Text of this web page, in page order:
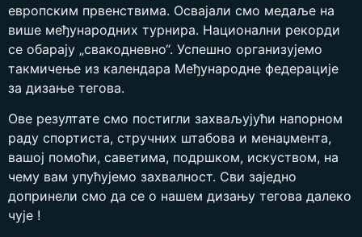
европским првенствима. Освајали смо медаље на
више међународних турнира. Национални рекорди
се обарају „свакодневно“. Успешно организујемо
такмичење из календара Међународне федерације
за дизање тегова.
Ове резултате смо постигли захваљујући напорном
раду спортиста, стручних штабова и менаџмента,
вашој помоћи, саветима, подршком, искуством, на
чему вам упућујемо захвалност. Сви заједно
допринели смо да се о нашем дизању тегова далеко
чује !